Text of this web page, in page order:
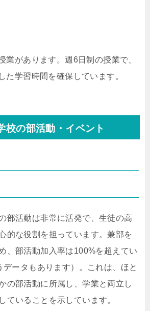
業があります。週6日制の授業で、
た学習時間を確保しています。
校の部活動・イベント
部活動は非常に活発で、生徒の高
的な役割を担っています。兼部を
、部活動加入率は100%を超えてい
データもあります）。これは、ほと
の部活動に所属し、学業と両立し
ていることを示しています。